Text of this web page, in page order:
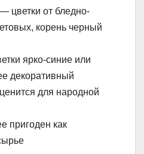
цветки от бледно-
корень черный
ярко-синие или
декоративный
для народной
пригоден как